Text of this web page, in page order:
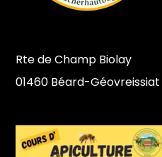
Rte de Champ Biolay
01460 Béard-Géovreissiat